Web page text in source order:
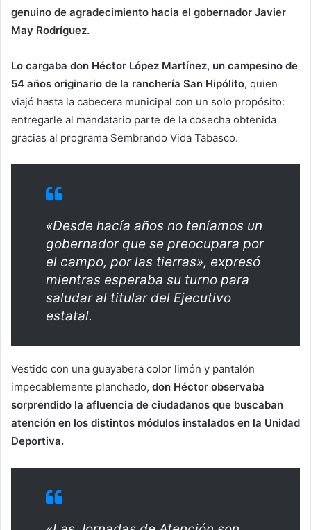
genuino de agradecimiento hacia el gobernador Javier
May Rodríguez.
Lo cargaba don Héctor López Martínez, un campesino de
54 años originario de la ranchería San Hipólito, quien
viajó hasta la cabecera municipal con un solo propósito:
entregarle al mandatario parte de la cosecha obtenida
gracias al programa Sembrando Vida Tabasco.
«Desde hacía años no teníamos un
gobernador que se preocupara por
el campo, por las tierras», expresó
mientras esperaba su turno para
saludar al titular del Ejecutivo
estatal.
Vestido con una guayabera color limón y pantalón
impecablemente planchado, don Héctor observaba
sorprendido la afluencia de ciudadanos que buscaban
atención en los distintos módulos instalados en la Unidad
Deportiva.